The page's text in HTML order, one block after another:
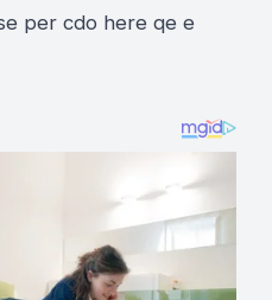
per cdo here qe e